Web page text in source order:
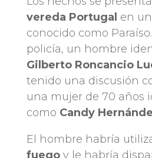
vereda Portugal en
conocido como
policía, un hombre
Gilberto Roncancio
tenido una discusión
una mujer de 70 años
como Candy
El hombre habría
fuegoy le habría